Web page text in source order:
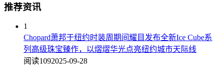
推荐资讯
1
Chopard萧邦于纽约时装周期间耀目发布全新Ice Cube系
列高级珠宝臻作，以熠熠华光点亮纽约城市天际线
阅读1092025-09-28